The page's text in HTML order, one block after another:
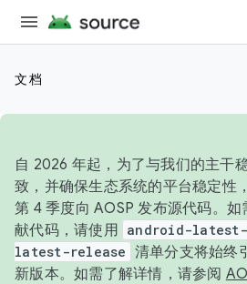
文档
自 2026 年起，为了与我们的主干
致，并确保生态系统的平台稳定性
第 4 季度向 AOSP 发布源代码。
献代码，请使用 android-
latest-release 清单分支将始终
新版本。如需了解详情，请参阅